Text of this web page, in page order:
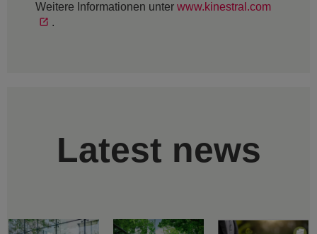
Weitere Informationen unter www.kinestral.com
.
Latest news